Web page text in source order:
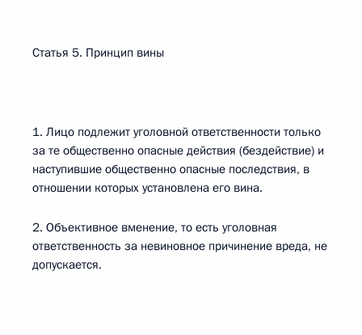
Статья 5. Принцип вины
1. Лицо подлежит уголовной ответственности только
за те общественно опасные действия (бездействие) и
наступившие общественно опасные последствия, в
отношении которых установлена его вина.
2. Объективное вменение, то есть уголовная
ответственность за невиновное причинение вреда, не
допускается.